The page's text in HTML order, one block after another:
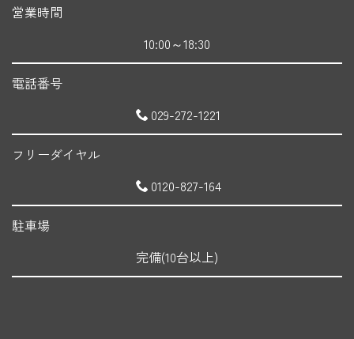
営業時間
10:00～18:30
電話番号
029-272-1221
フリーダイヤル
0120-827-164
駐車場
完備(10台以上)